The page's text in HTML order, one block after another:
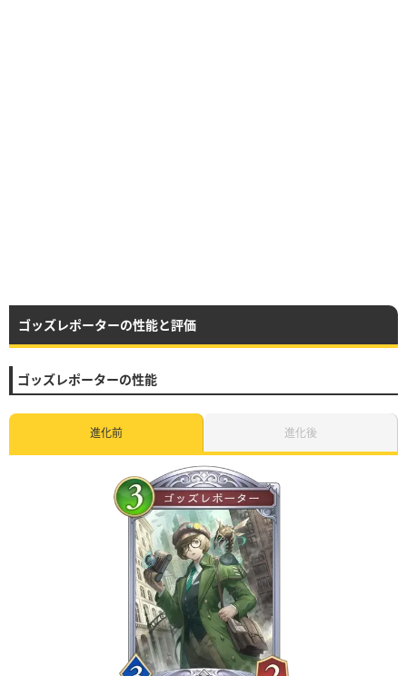
ゴッズレポーターの性能と評価
ゴッズレポーターの性能
進化前 進化後